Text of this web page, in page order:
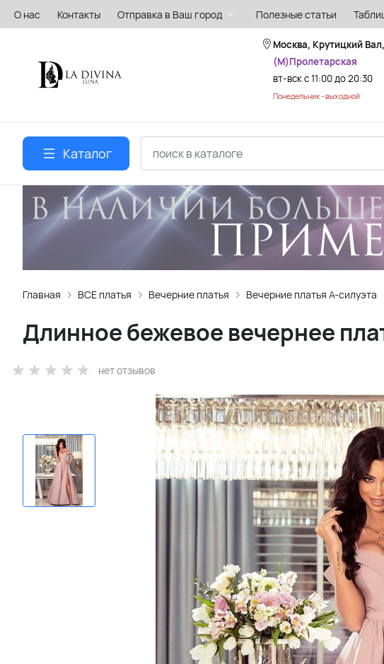
О нас Контакты Отправка в Ваш город Полезные статьи
Москва, Крутицкий
(М)Пролетарская
вт-вск с 11:00 до 20:30
Понедельник - выходной
Каталог
Главная ВСЕ платья Вечерние платья Вечерние платья А-силуэта
Длинное бежевое вечернее
нет отзывов